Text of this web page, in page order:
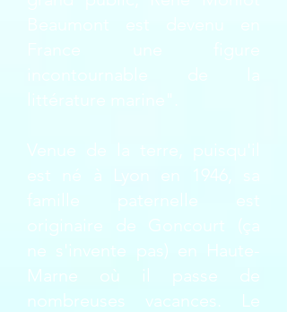
France une figure
incontournable de la
Venue de la terre, puisqu'il
est né à Lyon en 1946, sa
famille paternelle est
originaire de Goncourt (ça
ne s'invente pas) en Haute-
Marne où il passe de
nombreuses vacances. Le